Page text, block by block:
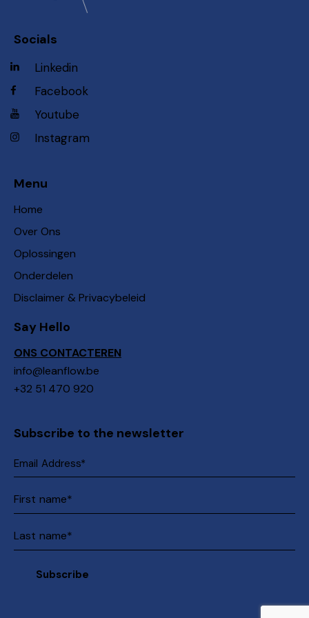
Socials
Linkedin
Facebook
Youtube
Instagram
Menu
Home
Over Ons
Oplossingen
Onderdelen
Disclaimer & Privacybeleid
Say Hello
ONS CONTACTEREN
info@leanflow.be
+32 51 470 920
Subscribe to the newsletter